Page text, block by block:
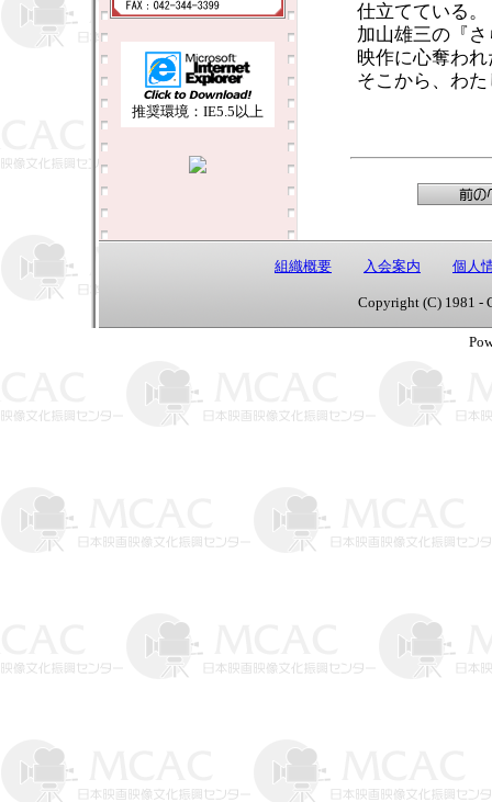
推奨環境：IE5.5以上
仕立てている。
加山雄三の『
映作に心奪われ
そこから、わ
組織概要 入会案内 個人
Copyright (C) 1981 -